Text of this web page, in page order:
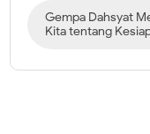
Gempa Dahsyat
Kita tentang